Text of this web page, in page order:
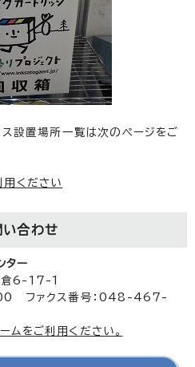
設置場所一覧は次のページをご
用ください
い合わせ
ター
6-17-1
ファクス番号：048-467-
ムをご利用ください。